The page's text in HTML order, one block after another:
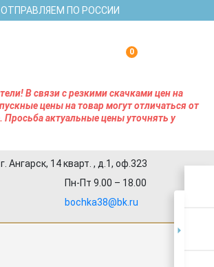
ОТПРАВЛЯЕМ ПО РОССИИ
0
В связи с резкими скачками цен на
цены на товар могут отличаться от
Просьба актуальные цены уточнять у
Ангарск, 14 кварт. , д.1, оф.323
Пн-Пт 9.00 – 18.00
bochka38@bk.ru